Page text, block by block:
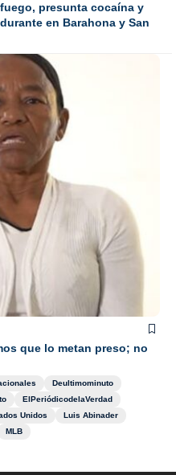
presunta cocaína y
en Barahona y San
que lo metan preso; no
Deultimominuto
ElPeriódicodelaVerdad
Unidos
Luis Abinader
MLB